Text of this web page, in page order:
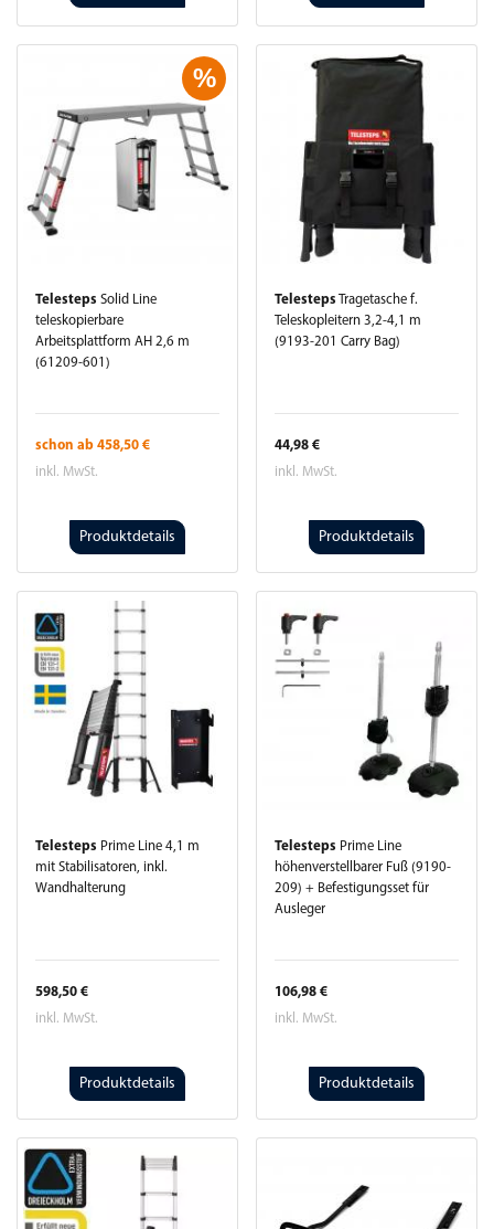
Telesteps Solid Line
teleskopierbare
Arbeitsplattform AH 2,6 m
(61209-601)
%
schon ab 458,50 €
inkl. MwSt.
Produktdetails
Telesteps Tragetasche f.
Teleskopleitern 3,2-4,1 m
(9193-201 Carry Bag)
44,98 €
inkl. MwSt.
Produktdetails
Telesteps Prime Line 4,1 m
mit Stabilisatoren, inkl.
Wandhalterung
598,50 €
inkl. MwSt.
Produktdetails
Telesteps Prime Line
höhenverstellbarer Fuß (9190-
209) + Befestigungsset für
Ausleger
106,98 €
inkl. MwSt.
Produktdetails